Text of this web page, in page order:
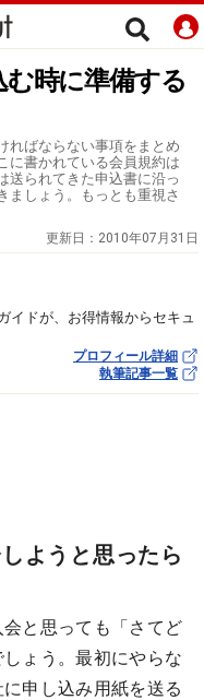
時に準備する
ればならない事項をまとめ
に書かれている会員規約は
送られてきた申込書に沿っ
ましょう。もっとも重視さ
更新日： 2010年07月31日
イドが、お得情報からセキュ
プロフィール詳細
執筆記事一覧
ようと思ったら
と思っても「さてど
ょう。最初にやらな
申し込み用紙を送る